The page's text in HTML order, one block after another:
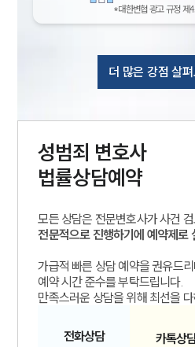
*대한변협 광고 규정 제
더 많은 강점 살펴
성범죄 변호사
법률상담예약
모든 상담은 전문변호사가 사건
전문적으로 진행하기에 예약제로
가급적 빠른 상담 예약을 권유드리
예약 시간 준수를 부탁드립니다.
만족스러운 상담을 위해 최선을
전화상담 카톡상